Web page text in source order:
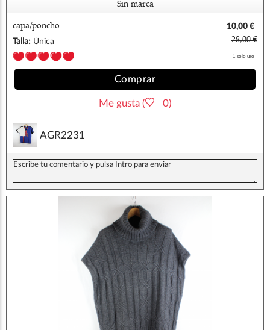
Sin marca
capa/poncho
10,00 €
Talla: Única 28,00 €
1 solo uso
Comprar
Me gusta ( 0)
AGR2231